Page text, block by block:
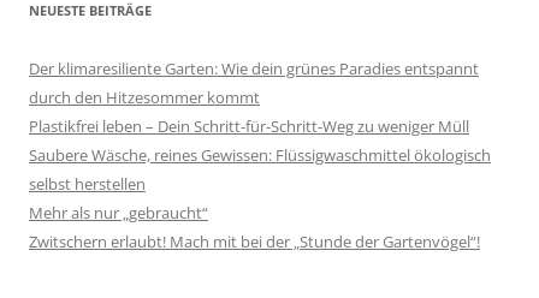
NEUESTE BEITRÄGE
Der klimaresiliente Garten: Wie dein grünes Paradies entspannt
durch den Hitzesommer kommt
Plastikfrei leben – Dein Schritt-für-Schritt-Weg zu weniger Müll
Saubere Wäsche, reines Gewissen: Flüssigwaschmittel ökologisch
selbst herstellen
Mehr als nur „gebraucht“
Zwitschern erlaubt! Mach mit bei der „Stunde der Gartenvögel“!